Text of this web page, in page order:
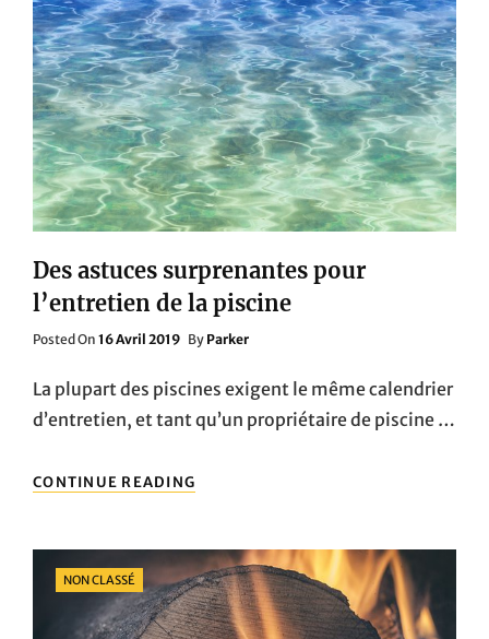
Des astuces surprenantes pour
l’entretien de la piscine
Posted On Posted
16 Avril 2019 By Parker
La plupart des piscines exigent le même calendrier
d’entretien, et tant qu’un propriétaire de piscine …
CONTINUE READING
ASTUCES
L’ENTRETIEN
DE
LA
PISCINE
Categories
NON CLASSÉ